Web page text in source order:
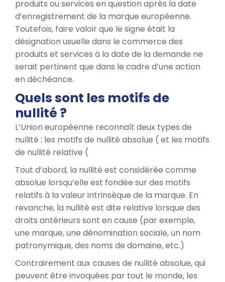
produits ou services en question après la date
d’enregistrement de la marque européenne.
Toutefois, faire valoir que le signe était la
désignation usuelle dans le commerce des
produits et services à la date de la demande ne
serait pertinent que dans le cadre d’une action
en déchéance.
Quels sont les motifs de
nullité ?
L’Union européenne reconnaît deux types de
nullité : les motifs de nullité absolue ( et les motifs
de nullité relative (
Tout d’abord, la nullité est considérée comme
absolue lorsqu’elle est fondée sur des motifs
relatifs à la valeur intrinsèque de la marque. En
revanche, la nullité est dite relative lorsque des
droits antérieurs sont en cause (par exemple,
une marque, une dénomination sociale, un nom
patronymique, des noms de domaine, etc.)
Contrairement aux causes de nullité absolue, qui
peuvent être invoquées par tout le monde, les